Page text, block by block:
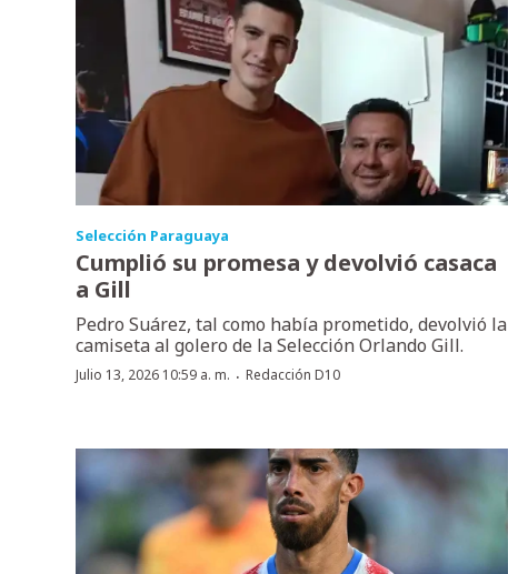
Selección Paraguaya
Cumplió su promesa y devolvió casaca
a Gill
Pedro Suárez, tal como había prometido, devolvió la
camiseta al golero de la Selección Orlando Gill.
Julio 13, 2026 10:59 a. m. · Redacción D10